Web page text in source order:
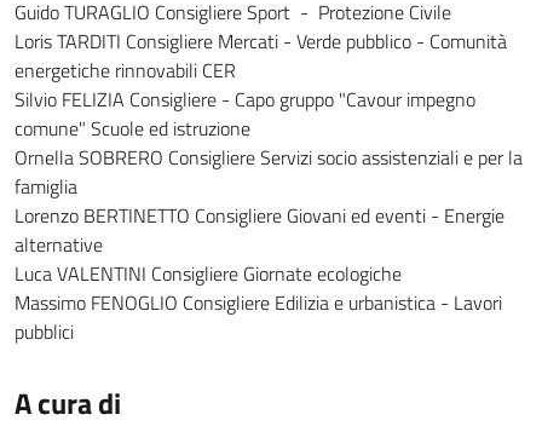
Guido TURAGLIO Consigliere Sport - Protezione Civile
Loris TARDITI Consigliere Mercati - Verde pubblico - Comunità
energetiche rinnovabili CER
Silvio FELIZIA Consigliere - Capo gruppo "Cavour impegno
comune" Scuole ed istruzione
Ornella SOBRERO Consigliere Servizi socio assistenziali e per la
famiglia
Lorenzo BERTINETTO Consigliere Giovani ed eventi - Energie
alternative
Luca VALENTINI Consigliere Giornate ecologiche
Massimo FENOGLIO Consigliere Edilizia e urbanistica - Lavori
pubblici
A cura di